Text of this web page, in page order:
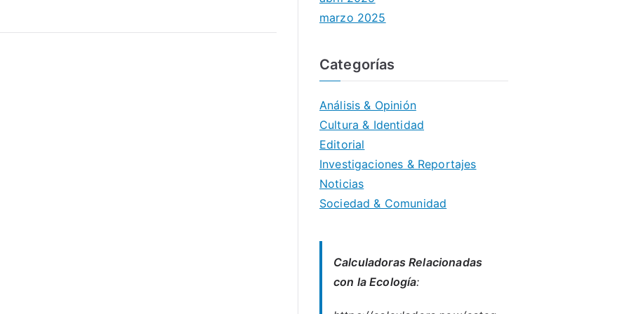
marzo 2025
Categorías
Análisis & Opinión
Cultura & Identidad
Editorial
Investigaciones & Reportajes
Noticias
Sociedad & Comunidad
Calculadoras Relacionadas
con la Ecología: